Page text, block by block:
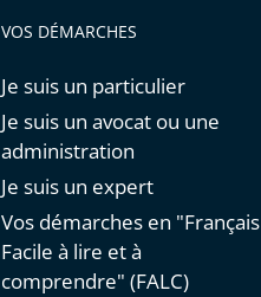
VOS DÉMARCHES
Je suis un particulier
Je suis un avocat ou une
administration
Je suis un expert
Vos démarches en "Français
Facile à lire et à
comprendre" (FALC)